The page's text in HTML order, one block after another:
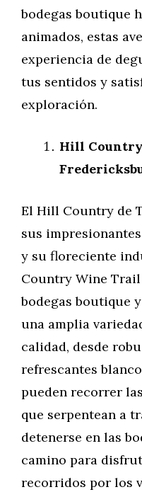
bodegas boutique
animados, estas
experiencia de
tus sentidos y
exploración.
Hill
El Hill Country de
sus
y su floreciente
Country Wine
bodegas boutique
una amplia
calidad, desde
refrescantes
pueden recorrer
que serpentean a
detenerse en las
camino para
recorridos por los